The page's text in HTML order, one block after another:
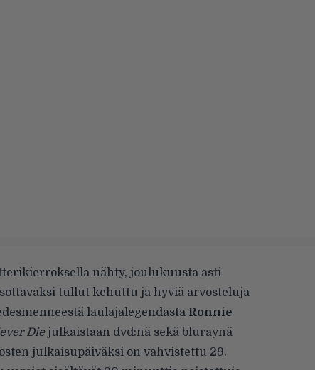
nähty, joulukuusta asti
tullut kehuttu ja hyviä arvosteluja
laulajalegendasta Ronnie
Diejulkaistaan dvd:nä sekä bluraynä
julkaisupäiväksi on vahvistettu 29.